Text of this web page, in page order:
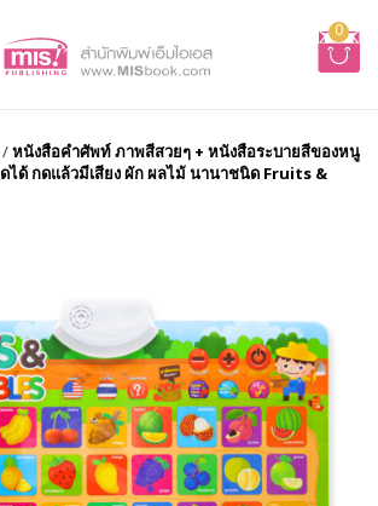
0
/หนังสือคำศัพท์ ภาพสีสวยๆ + หนังสือระบายสีของหนู
ได้ กดแล้วมีเสียง ผัก ผลไม้ นานาชนิด Fruits &